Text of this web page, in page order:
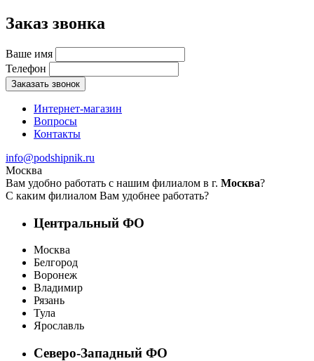
Заказ звонка
Ваше имя
Телефон
Заказать звонок
Интернет-магазин
Вопросы
Контакты
info@podshipnik.ru
Москва
Вам удобно работать с нашим филиалом в г. Москва?
С каким филиалом Вам удобнее работать?
Центральный ФО
Москва
Белгород
Воронеж
Владимир
Рязань
Тула
Ярославль
Северо-Западный ФО